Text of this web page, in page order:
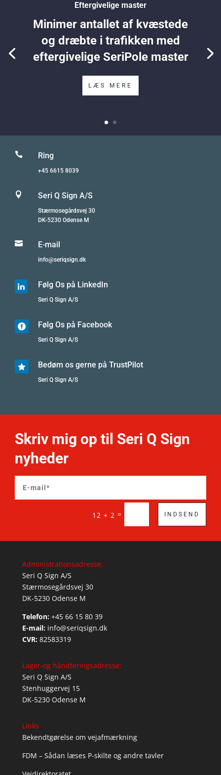
Eftergivelige master
Minimer antallet af kvæstede
og dræbte i trafikken med
eftergivelige SeriPole master
LÆS MERE
 Ring
+45 6615 8039
 Seri Q Sign A/S
Stærmosegårdsvej 30
DK-5230 Odense M
 E-mail
info@seriqsign.dk
 Følg Os på LinkedIn
Seri Q Sign A/S
 Følg Os på Facebook
Seri Q Sign A/S
 Bedøm os gerne på TrustPilot
Seri Q Sign A/S
Skriv mig op til Seri Q Sign
nyheder
12 + 2 = INDSEND
Administrationsadresse:
Seri Q Sign A/S
Stærmosegårdsvej 30
DK-5230 Odense M
Telefon: +45 66 15 80 39
E-mail: info@seriqsign.dk
CVR: 82583319
Lager-og håndteringsadresse:
Seri Q Sign A/S
Stenhuggervej 15
DK-5230 Odense M
Links
Bekendtgørelse om vejafmærkning
FDM – Sådan læses P-skilte og andre tavler